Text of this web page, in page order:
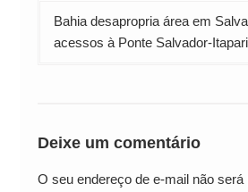
Bahia desapropria área em
acessos à Ponte Salvador-
Deixe um comentário
O seu endereço de e-mail não será